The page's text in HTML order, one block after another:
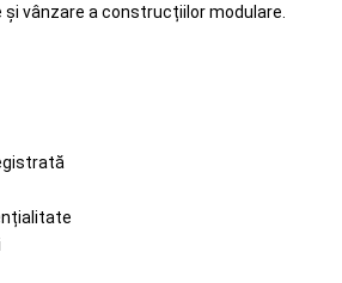
vânzare a construcțiilor modulare.